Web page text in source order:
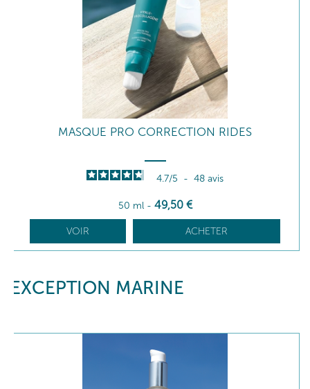
MASQUE PRO CORRECTION RIDES
4.7/5 - 48 avis
50 ml - 49,50 €
VOIR ACHETER
EXCEPTION MARINE